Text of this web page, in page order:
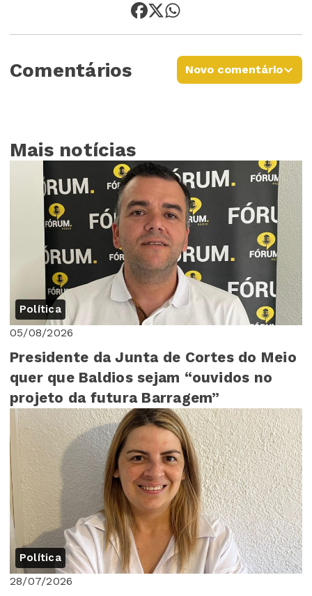
Comentários Novo comentário
Mais notícias
Política
05/08/2026
Presidente da Junta de Cortes do Meio
quer que Baldios sejam “ouvidos no
projeto da futura Barragem”
Política
28/07/2026